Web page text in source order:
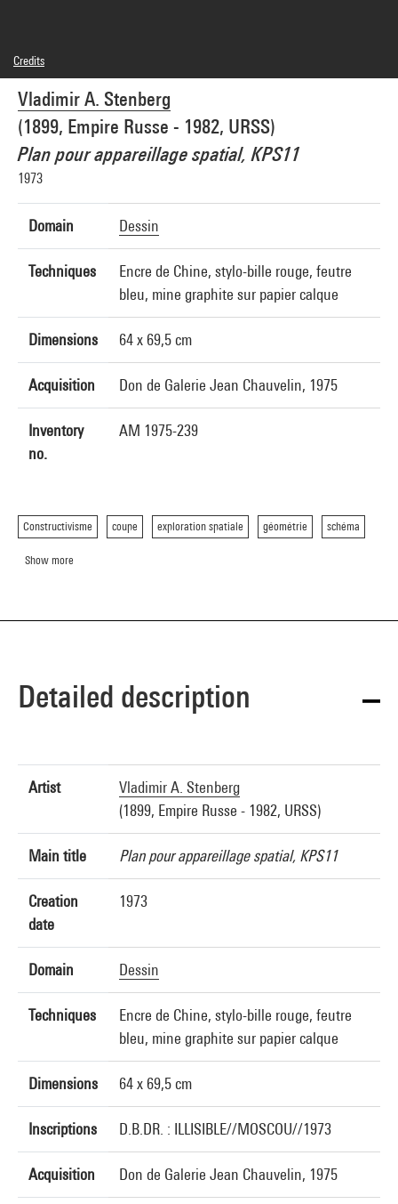
Vladimir A. Stenberg
(1899, Empire Russe - 1982, URSS)
Plan pour appareillage spatial, KPS11
1973
Domain Dessin
Techniques
Encre de Chine, stylo-bille rouge, feutre
bleu, mine graphite sur papier calque
Dimensions 64 x 69,5 cm
Acquisition Don de Galerie Jean Chauvelin, 1975
Inventory
no.
AM 1975-239
Constructivisme coupe exploration spatiale géométrie schéma
Show more
Credits
© Adagp, Paris
Photo credits : Centre Pompidou, MNAM-CCI/Bertrand Prévost/Dist. GrandPalaisRmn
Image reference : 4N76136
Image presentation : GrandPalaisRmnPhoto
Detailed description
Artist
Vladimir A. Stenberg
(1899, Empire Russe - 1982, URSS)
Main title Plan pour appareillage spatial, KPS11
Creation
date
1973
Domain Dessin
Techniques
Encre de Chine, stylo-bille rouge, feutre
bleu, mine graphite sur papier calque
Dimensions 64 x 69,5 cm
Inscriptions D.B.DR. : ILLISIBLE//MOSCOU//1973
Acquisition Don de Galerie Jean Chauvelin, 1975